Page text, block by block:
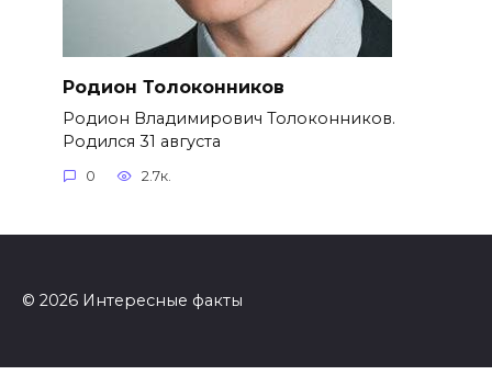
Родион Толоконников
Родион Владимирович Толоконников.
Родился 31 августа
0 2.7к.
© 2026 Интересные факты